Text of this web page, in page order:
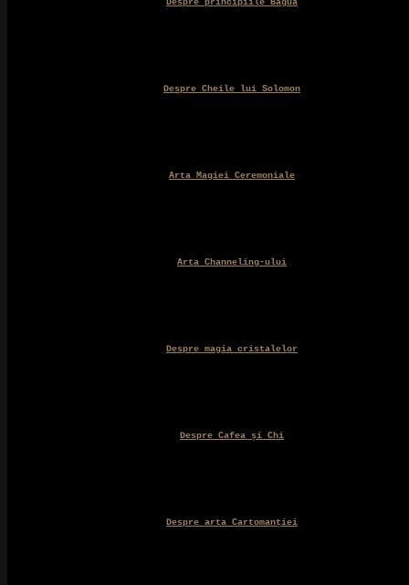
Despre principiile Bagua
Despre Cheile lui Solomon
Arta Magiei Ceremoniale
Arta Channeling-ului
Despre magia cristalelor
Despre Cafea și Chi
Despre arta Cartomanției